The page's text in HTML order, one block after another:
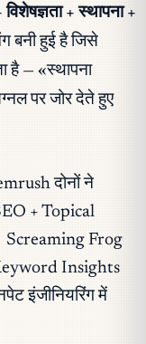
+ स्थापना +
बनी हुई है जिसे
है — «स्थापना
पर जोर देते हुए
दोनों ने
+ Topical
Screaming Frog
Insights
इंजीनियरिंग में